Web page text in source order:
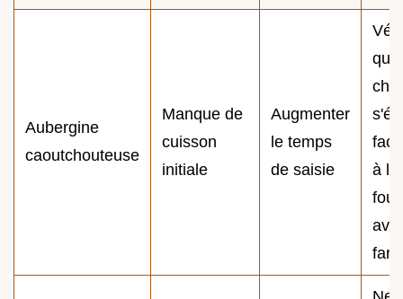
Aubergine
caoutchouteuse
Manque de
cuisson
initiale
Augmenter
le temps
de saisie
que
à la